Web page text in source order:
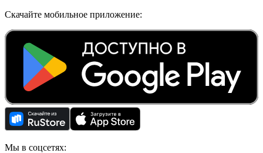
Скачайте мобильное приложение:
Мы в соцсетях: